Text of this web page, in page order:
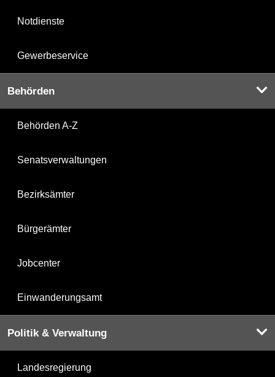
Notdienste
Gewerbeservice
Behörden
Behörden A-Z
Senatsverwaltungen
Bezirksämter
Bürgerämter
Jobcenter
Einwanderungsamt
Politik & Verwaltung
Landesregierung